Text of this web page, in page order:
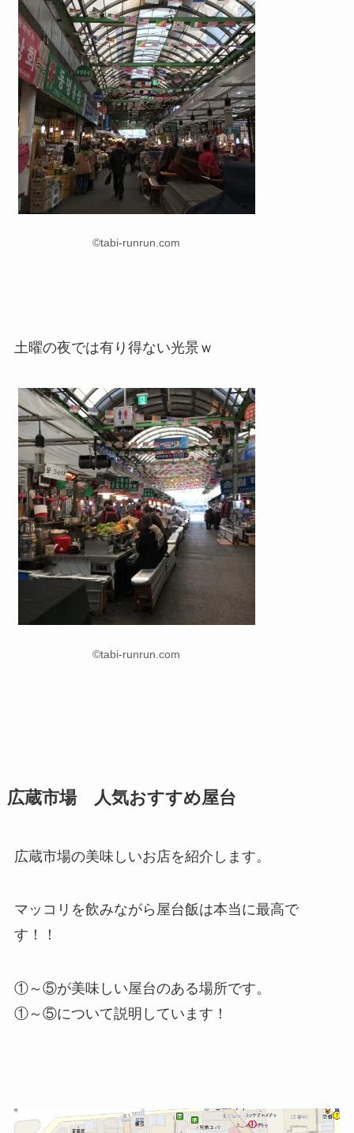
©tabi-runrun.com
土曜の夜では有り得ない光景ｗ
©tabi-runrun.com
広蔵市場 人気おすすめ屋台
広蔵市場の美味しいお店を紹介します。
マッコリを飲みながら屋台飯は本当に最高で
す！！
①～⑤が美味しい屋台のある場所です。
①～⑤について説明しています！